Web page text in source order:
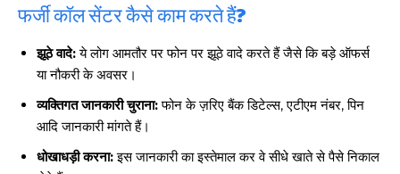
फर्जी कॉल सेंटर कैसे काम करते हैं?
झूठे वादे:ये लोग आमतौर पर फोन पर झूठे वादे करते हैं जैसे कि बड़े ऑफर्स
या नौकरी के अवसर।
व्यक्तिगत जानकारी चुराना:फोन के ज़रिए बैंक डिटेल्स, एटीएम नंबर, पिन
आदि जानकारी मांगते हैं।
धोखाधड़ी करना:इस जानकारी का इस्तेमाल कर वे सीधे खाते से पैसे निकाल